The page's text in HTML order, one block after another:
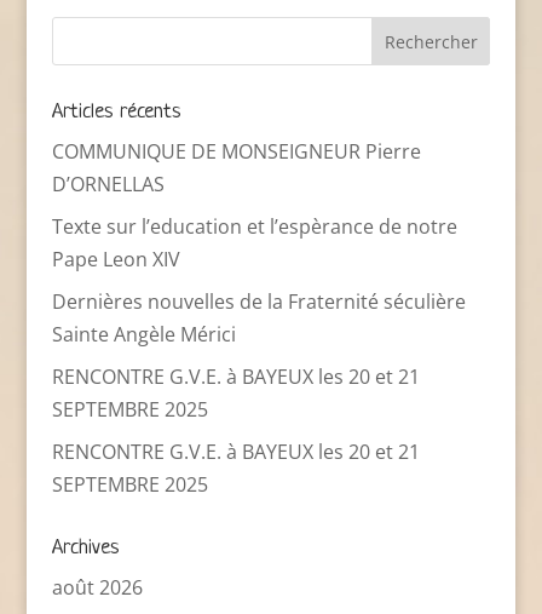
Articles récents
COMMUNIQUE DE MONSEIGNEUR Pierre
D’ORNELLAS
Texte sur l’education et l’espèrance de notre
Pape Leon XIV
Dernières nouvelles de la Fraternité séculière
Sainte Angèle Mérici
RENCONTRE G.V.E. à BAYEUX les 20 et 21
SEPTEMBRE 2025
RENCONTRE G.V.E. à BAYEUX les 20 et 21
SEPTEMBRE 2025
Archives
août 2026